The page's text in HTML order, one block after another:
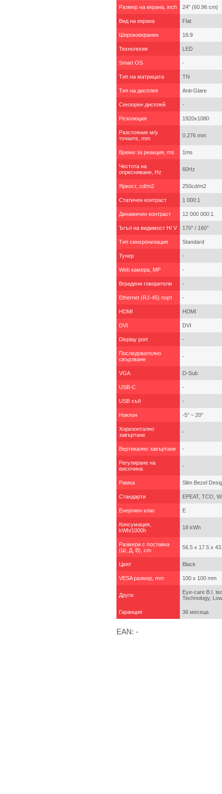
Размер на екрана, inch 24" (60.96 cm)
Вид на екрана Flat
Широкоекранен 16:9
Технология LED
Smart OS -
Тип на матрицата TN
Тип на дисплея Anti-Glare
Сензорен дисплей -
Резолюция 1920x1080
Разстояние м/у
точките, mm
0.276 mm
Време за реакция, ms 1ms
Честота на
опресняване, Hz
60Hz
Яркост, cd/m2 250cd/m2
Статичен контраст 1 000:1
Динамичен контраст 12 000 000:1
Ъгъл на видимост H/ V 170° / 160°
Тип синхронизация Standard
Тунер -
Web камера, MP -
Вградени говорители -
Ethernet (RJ-45) порт -
HDMI HDMI
DVI DVI
Display port -
Последователно
свързване
-
VGA D-Sub
USB-C -
USB хъб -
Наклон -5° ~ 20°
Хоризонтално
завъртане
-
Вертикално завъртане -
Регулиране на
височина
-
Рамка Slim Bezel
Стандарти EPEAT, TCO,
Енергиен клас E
Консумация,
kWh/1000h
18 kWh
Размери с поставка
(Ш, Д, В), cm
56.5 x 17.5 x
Цвят Black
VESA размер, mm 100 x 100 mm
Други
Eye-care B.I.
Technology,
Гаранция 36 месеца
EAN: -